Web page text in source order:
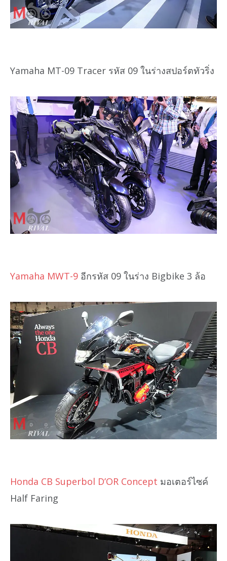
Yamaha MT-09 Tracer รหัส 09 ในร่างสปอร์ตทัวริ่ง
Yamaha MWT-9 อีกรหัส 09 ในร่าง Bigbike 3 ล้อ
Honda CB Superbol D’OR Concept มอเตอร์ไซค์
Half Faring